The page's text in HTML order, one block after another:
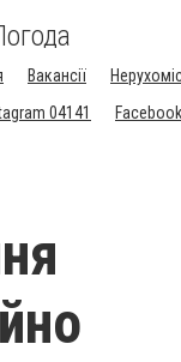
Вакансії
04141